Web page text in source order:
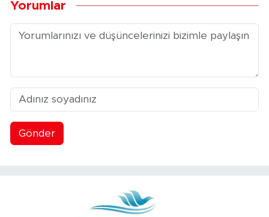
Yorumlar
Gönder